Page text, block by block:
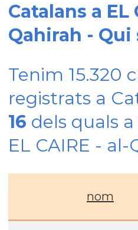
Catalans a EL
Qahirah - Qui
Tenim 15.320
registrats a
16 dels quals
EL CAIRE - al-
nom